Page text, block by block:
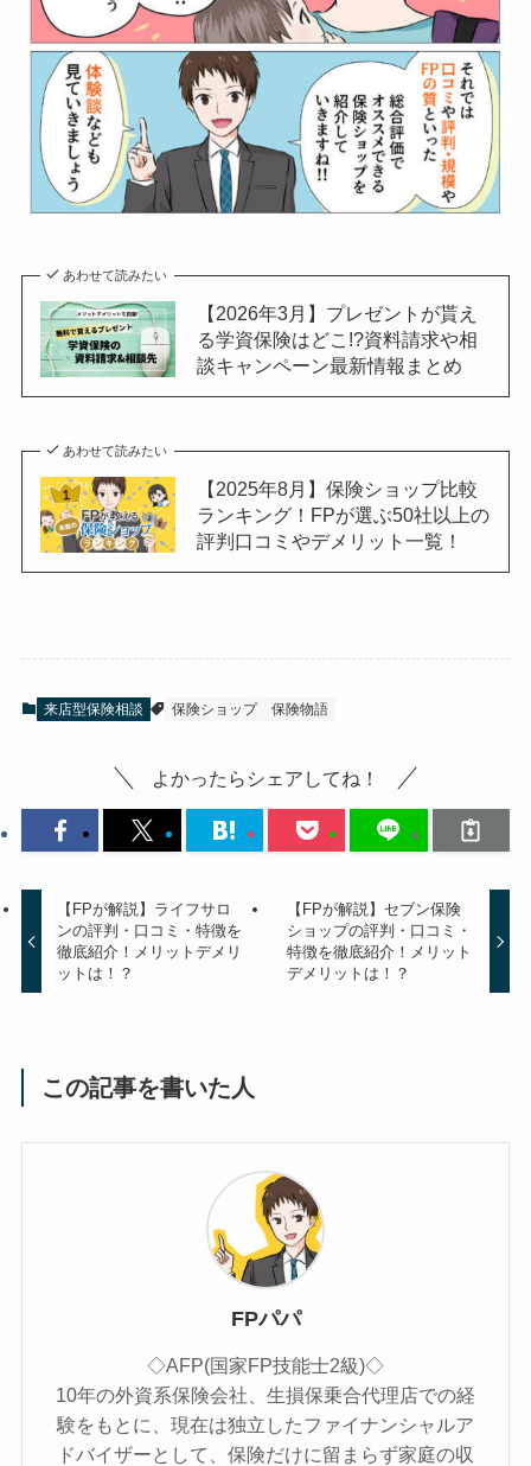
あわせて読みたい
【2026年3月】プレゼントが貰え
る学資保険はどこ!?資料請求や相
談キャンペーン最新情報まとめ
あわせて読みたい
【2025年8月】保険ショップ比較
ランキング！FPが選ぶ50社以上の
評判口コミやデメリット一覧！
来店型保険相談 保険ショップ 保険物語
よかったらシェアしてね！
【FPが解説】ライフサロ
ンの評判・口コミ・特徴を
徹底紹介！メリットデメリ
ットは！？
【FPが解説】セブン保険
ショップの評判・口コミ・
特徴を徹底紹介！メリット
デメリットは！？
この記事を書いた人
FPパパ
◇AFP(国家FP技能士2級)◇
10年の外資系保険会社、生損保乗合代理店での経
験をもとに、現在は独立したファイナンシャルア
ドバイザーとして、保険だけに留まらず家庭の収